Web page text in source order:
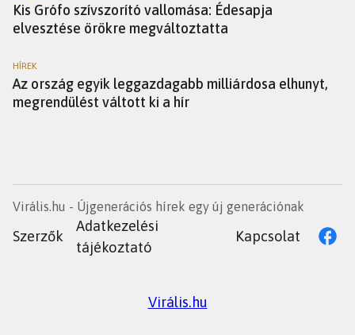
Kis Grófo szívszorító vallomása: Édesapja
elvesztése örökre megváltoztatta
HÍREK
Az ország egyik leggazdagabb milliárdosa elhunyt,
megrendülést váltott ki a hír
Virális.hu - Újgenerációs hírek egy új generációnak
Szerzők
Adatkezelési
tájékoztató
Kapcsolat
Virális.hu